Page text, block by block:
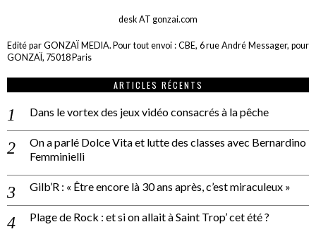
desk AT gonzai.com
Edité par GONZAÏ MEDIA. Pour tout envoi : CBE, 6 rue André Messager, pour
GONZAÏ, 75018 Paris
ARTICLES RÉCENTS
Dans le vortex des jeux vidéo consacrés à la pêche
On a parlé Dolce Vita et lutte des classes avec Bernardino
Femminielli
Gilb’R : « Être encore là 30 ans après, c’est miraculeux »
Plage de Rock : et si on allait à Saint Trop’ cet été ?